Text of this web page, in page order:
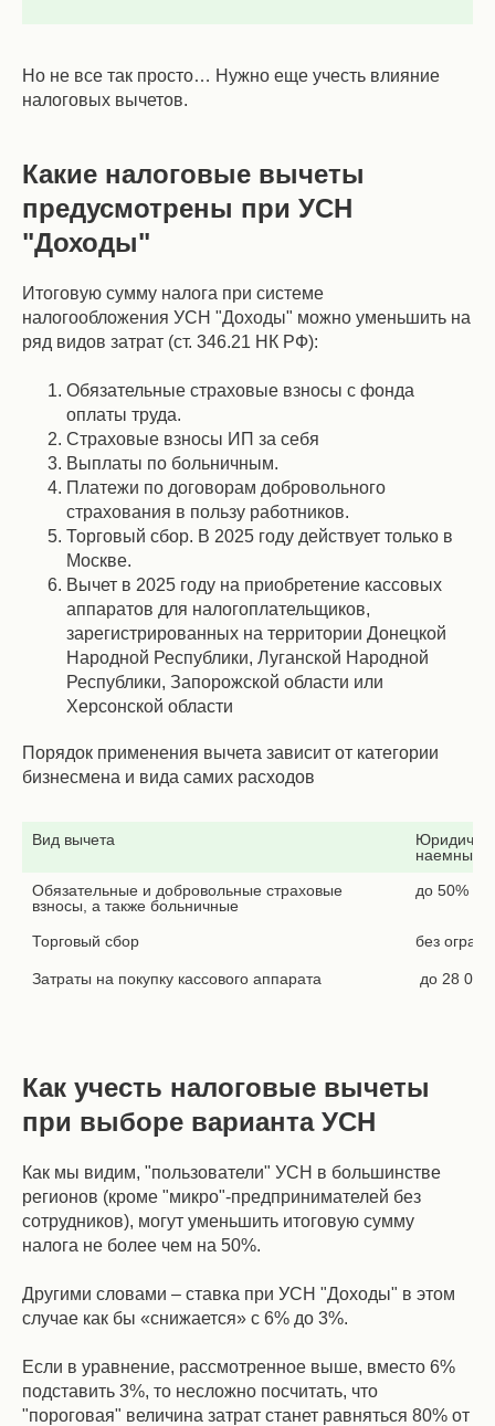
Но не все так просто… Нужно еще учесть влияние
налоговых вычетов.
Какие налоговые вычеты
предусмотрены при УСН
"Доходы"
Итоговую сумму налога при системе
налогообложения УСН "Доходы" можно уменьшить на
ряд видов затрат (ст. 346.21 НК РФ):
Обязательные страховые взносы с фонда
оплаты труда.
Страховые взносы ИП за себя
Выплаты по больничным.
Платежи по договорам добровольного
страхования в пользу работников.
Торговый сбор. В 2025 году действует только в
Москве.
Вычет в 2025 году на приобретение кассовых
аппаратов для налогоплательщиков,
зарегистрированных на территории Донецкой
Народной Республики, Луганской Народной
Республики, Запорожской области или
Херсонской области
Порядок применения вычета зависит от категории
бизнесмена и вида самих расходов
Вид вычета
наемными
Обязательные и добровольные страховые
взносы, а также больничные
до 50%
Торговый сбор без
Затраты на покупку кассового аппарата
Как учесть налоговые вычеты
при выборе варианта УСН
Как мы видим, "пользователи" УСН в большинстве
регионов (кроме "микро"-предпринимателей без
сотрудников), могут уменьшить итоговую сумму
налога не более чем на 50%.
Другими словами – ставка при УСН "Доходы" в этом
случае как бы «снижается» с 6% до 3%.
Если в уравнение, рассмотренное выше, вместо 6%
подставить 3%, то несложно посчитать, что
"пороговая" величина затрат станет равняться 80% от